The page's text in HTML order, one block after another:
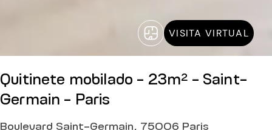
VISITA VIRTUAL
Quitinete mobilado - 23m² - Saint-
Germain - Paris
Boulevard Saint-Germain, 75006 Paris